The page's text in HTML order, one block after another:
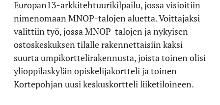
Europan13-arkkitehtuurikilpailu, jossa visioitiin
nimenomaan MNOP-talojen aluetta. Voittajaksi
valittiin työ, jossa MNOP-talojen ja nykyisen
ostoskeskuksen tilalle rakennettaisiin kaksi
suurta umpikorttelirakennusta, joista toinen olisi
ylioppilaskylän opiskelijakortteli ja toinen
Kortepohjan uusi keskuskortteli liiketiloineen.